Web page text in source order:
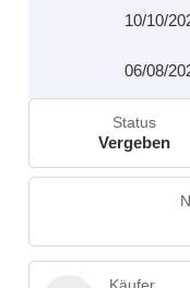
10/10/
06/08/
Status
Vergeben
Käufer